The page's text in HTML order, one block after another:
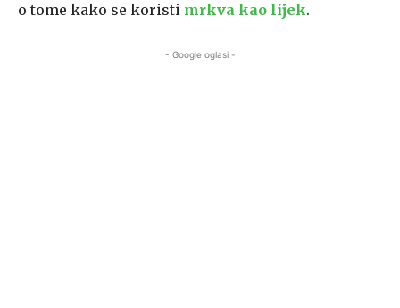
o tome kako se koristi mrkva kao lijek.
- Google oglasi -